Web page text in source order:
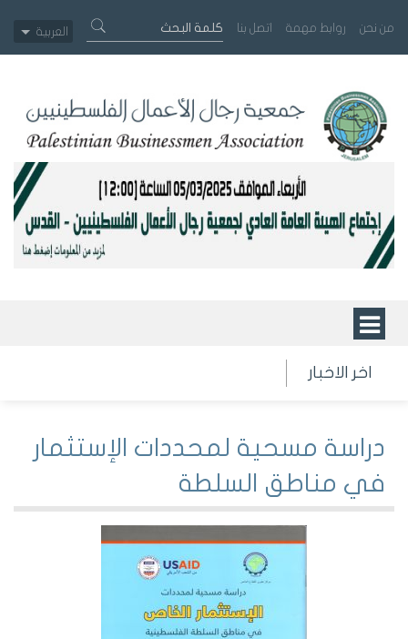
من نحن روابط مهمة اتصل بنا العربية
اخر الاخبار
دراسة مسحية لمحددات الإستثمار
في مناطق السلطة